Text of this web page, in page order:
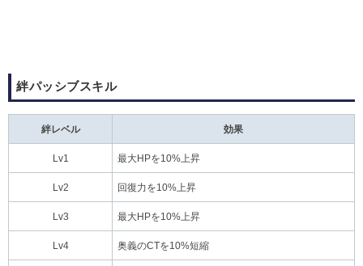
絆パッシブスキル
絆レベル 効果
Lv1 最大HPを10%上昇
Lv2 回復力を10%上昇
Lv3 最大HPを10%上昇
Lv4 奥義のCTを10%短縮